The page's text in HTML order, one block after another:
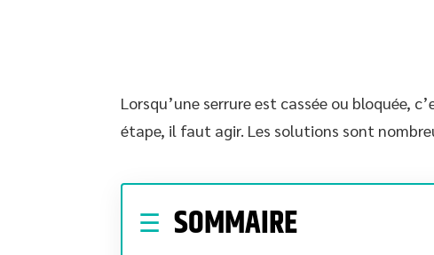
Lorsqu’une serrure est cassée ou bloquée,
étape, il faut agir. Les solutions sont
SOMMAIRE